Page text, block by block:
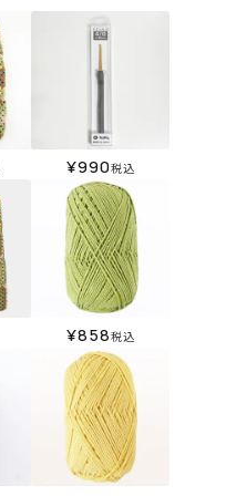
¥990税込
¥858税込